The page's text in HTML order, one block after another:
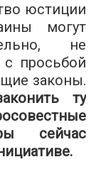
юстиции
могут
не
просьбой
законы.
ту
сейчас